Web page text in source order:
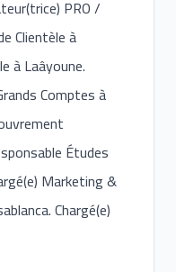
PRO /
Clientèle à
à Laâyoune.
Comptes à
Études
Marketing &
Chargé(e)